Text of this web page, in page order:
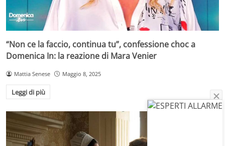
“Non ce la faccio, continua tu”, confessione choc a
Domenica In: la reazione di Mara Venier
Mattia Senese Maggio 8, 2025
Leggi di più